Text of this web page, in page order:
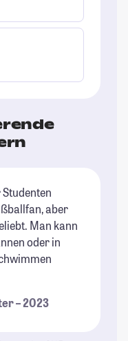
aber
Man kann
oder in
– 2023